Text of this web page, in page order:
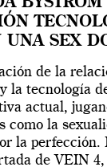
BYSTRÖM
UNA SEX
de la
la tecnología
actual,
como la
la perfección.
de VEIN